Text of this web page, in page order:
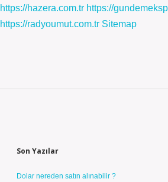
https://hazera.com.tr https://
https://radyoumut.com.tr Sitemap
Son Yazılar
Dolar nereden satın alınabilir ?